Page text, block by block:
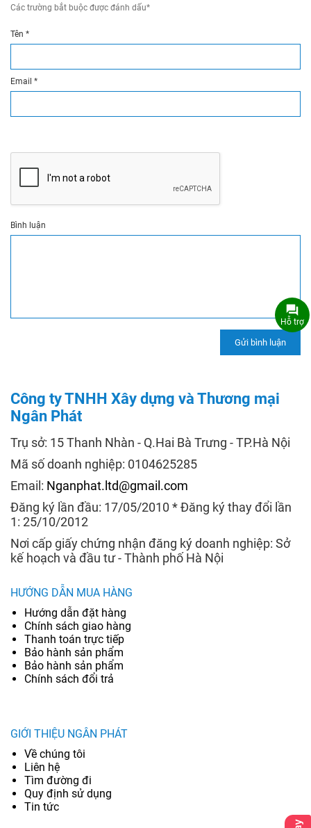
Các trường bắt buộc được đánh dấu*
Tên *
Email *
Bình luận
Công ty TNHH Xây dựng và Thương mại
Ngân Phát
Trụ sở: 15 Thanh Nhàn - Q.Hai Bà Trưng - TP.Hà Nội
Mã số doanh nghiệp: 0104625285
Email: Nganphat.ltd@gmail.com
Đăng ký lần đầu: 17/05/2010 * Đăng ký thay đổi lần
1: 25/10/2012
Nơi cấp giấy chứng nhận đăng ký doanh nghiệp: Sở
kế hoạch và đầu tư - Thành phố Hà Nội
HƯỚNG DẪN MUA HÀNG
Hướng dẫn đặt hàng
Chính sách giao hàng
Thanh toán trực tiếp
Bảo hành sản phẩm
Bảo hành sản phẩm
Chính sách đổi trả
GIỚI THIỆU NGÂN PHÁT
Về chúng tôi
Liên hệ
Tìm đường đi
Quy định sử dụng
Tin tức
Hỗ trợ